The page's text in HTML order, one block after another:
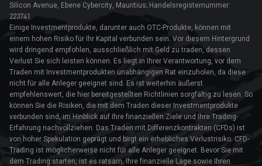
Silicon Avenue, Ebene Cybercity, Mauritius; Handelsregisternummer:
223741
Einige Investmentprodukte, darunter auch OTC-Produkte, können mit
einem hohen Risiko für Ihr Kapital verbunden sein. Vor diesem Hintergrund
wird dringend empfohlen, ausschließlich mit Geld zu traden, dessen
Verlust Sie sich leisten können. Es liegt in Ihrer Verantwortung, vor dem
Traden mit Investmentprodukten unabhängigen Rat einzuholen, da diese
nicht für alle Anleger geeignet sind. Es ist weiterhin äußerst
empfehlenswert, die hier bereitgestellten Richtlinien sorgfältig zu lesen. So
können Sie die Risiken, die mit dem Traden dieser Investmentprodukte
verbunden sind, im Hinblick auf Ihre finanziellen Ziele und Ihre Trading-
Erfahrung nachvollziehen. Das Traden mit Differenzkontrakten (CFDs) ist
von hoher Spekulation geprägt und birgt ein erhebliches Verlustrisiko. CFD-
Trading ist möglicherweise nicht für alle Anleger geeignet. Bevor Sie mit
dem Trading starten, ist es ratsam, Ihre finanzielle Lage sowie Ihren